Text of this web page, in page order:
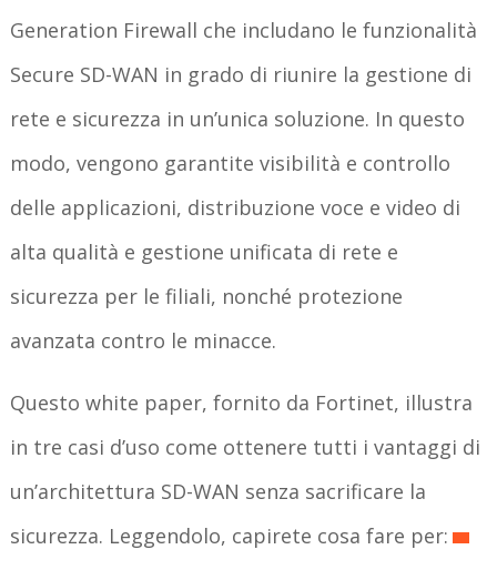
Generation Firewall che includano le funzionalità
Secure SD-WAN in grado di riunire la gestione di
rete e sicurezza in un’unica soluzione. In questo
modo, vengono garantite visibilità e controllo
delle applicazioni, distribuzione voce e video di
alta qualità e gestione unificata di rete e
sicurezza per le filiali, nonché protezione
avanzata contro le minacce.
Questo white paper, fornito da Fortinet, illustra
in tre casi d’uso come ottenere tutti i vantaggi di
un’architettura SD-WAN senza sacrificare la
sicurezza. Leggendolo, capirete cosa fare per: